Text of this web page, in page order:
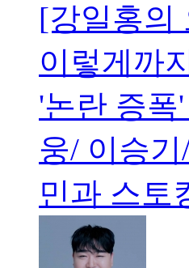
[강일홍의
이렇게까
'논란 증폭
웅/ 이승
민과 스토